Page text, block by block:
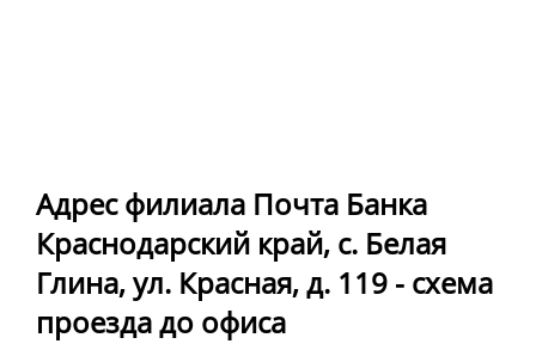
Адрес филиала Почта Банка
Краснодарский край, с. Белая
Глина, ул. Красная, д. 119 - схема
проезда до офиса